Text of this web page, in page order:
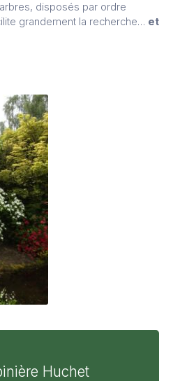
disposés par ordre
grandement la recherche… et
Huchet